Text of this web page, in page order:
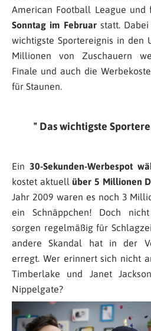
American Football League und
Sonntag im Februarstatt. Dabei
wichtigste Sportereignis in den
Millionen von Zuschauern
Finale und auch die
für Staunen.
Das wichtigste
Ein 30-Sekunden-Werbespot
kostet aktuell über 5 Millionen
Jahr 2009 waren es noch 3
ein Schnäppchen! Doch
sorgen regelmäßig für
andere Skandal hat in der
erregt. Wer erinnert sich nicht
Timberlake und Janet
Nippelgate?